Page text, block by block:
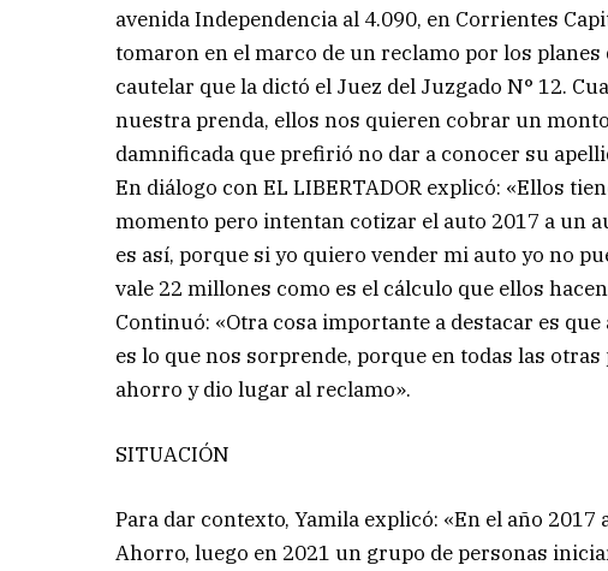
avenida Independencia al 4.090, en Corrientes
tomaron en el marco de un reclamo por los
cautelar que la dictó el Juez del Juzgado N° 12.
nuestra prenda, ellos nos quieren cobrar un
damnificada que prefirió no dar a conocer su
En diálogo con EL LIBERTADOR explicó: «Ellos
momento pero intentan cotizar el auto 2017 a un
es así, porque si yo quiero vender mi auto yo no
vale 22 millones como es el cálculo que ellos
Continuó: «Otra cosa importante a destacar es
es lo que nos sorprende, porque en todas las
ahorro y dio lugar al reclamo».
SITUACIÓN
Para dar contexto, Yamila explicó: «En el año
Ahorro, luego en 2021 un grupo de personas